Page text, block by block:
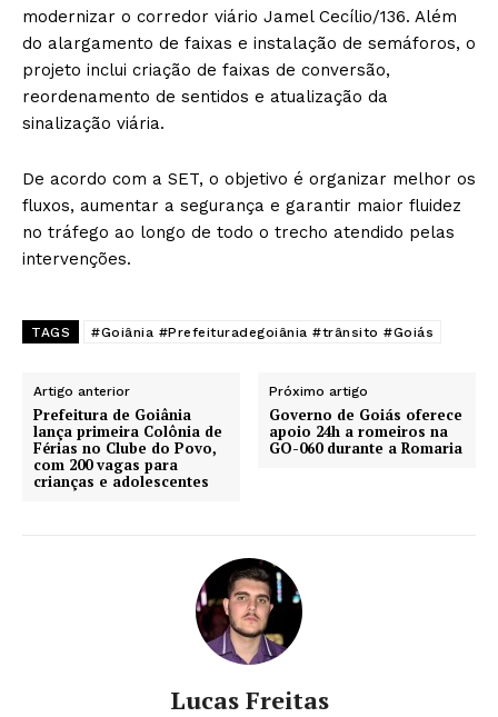
modernizar o corredor viário Jamel Cecílio/136. Além
do alargamento de faixas e instalação de semáforos, o
projeto inclui criação de faixas de conversão,
reordenamento de sentidos e atualização da
sinalização viária.
De acordo com a SET, o objetivo é organizar melhor os
fluxos, aumentar a segurança e garantir maior fluidez
no tráfego ao longo de todo o trecho atendido pelas
intervenções.
TAGS #Goiânia #Prefeituradegoiânia #trânsito #Goiás
Artigo anterior
Prefeitura de Goiânia
lança primeira Colônia de
Férias no Clube do Povo,
com 200 vagas para
crianças e adolescentes
Próximo artigo
Governo de Goiás oferece
apoio 24h a romeiros na
GO-060 durante a Romaria
Lucas Freitas